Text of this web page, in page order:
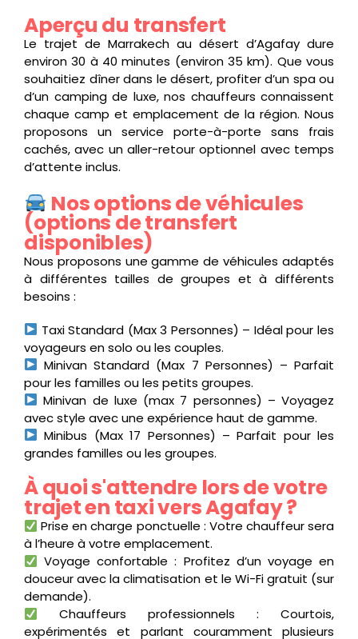
Aperçu du transfert
Le trajet de Marrakech au désert d’Agafay dure
environ 30 à 40 minutes (environ 35 km). Que vous
souhaitiez dîner dans le désert, profiter d’un spa ou
d’un camping de luxe, nos chauffeurs connaissent
chaque camp et emplacement de la région. Nous
proposons un service porte-à-porte sans frais
cachés, avec un aller-retour optionnel avec temps
d’attente inclus.
Nos options de véhicules
(options de transfert
disponibles)
Nous proposons une gamme de véhicules adaptés
à différentes tailles de groupes et à différents
besoins :
Taxi Standard (Max 3 Personnes) – Idéal pour les
voyageurs en solo ou les couples.
Minivan Standard (Max 7 Personnes) – Parfait
pour les familles ou les petits groupes.
Minivan de luxe (max 7 personnes) – Voyagez
avec style avec une expérience haut de gamme.
Minibus (Max 17 Personnes) – Parfait pour les
grandes familles ou les groupes.
À quoi s'attendre lors de votre
trajet en taxi vers Agafay ?
Prise en charge ponctuelle : Votre chauffeur sera
à l’heure à votre emplacement.
Voyage confortable : Profitez d’un voyage en
douceur avec la climatisation et le Wi-Fi gratuit (sur
demande).
Chauffeurs professionnels : Courtois,
expérimentés et parlant couramment plusieurs